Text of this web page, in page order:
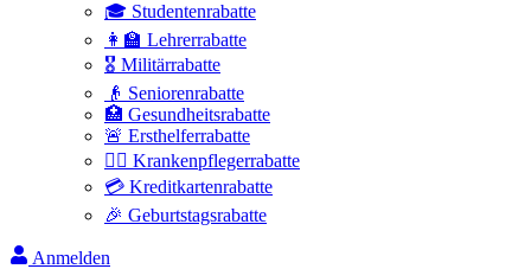
🎓 Studentenrabatte
👩‍🏫 Lehrerrabatte
🎖️ Militärrabatte
👴 Seniorenrabatte
🏥 Gesundheitsrabatte
🚨 Ersthelferrabatte
👩‍⚕️ Krankenpflegerrabatte
💳 Kreditkartenrabatte
🎉 Geburtstagsrabatte
Anmelden